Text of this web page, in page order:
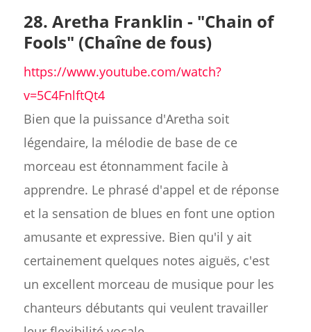
28. Aretha Franklin - "Chain of
Fools" (Chaîne de fous)
https://www.youtube.com/watch?
v=5C4FnlftQt4
Bien que la puissance d'Aretha soit
légendaire, la mélodie de base de ce
morceau est étonnamment facile à
apprendre. Le phrasé d'appel et de réponse
et la sensation de blues en font une option
amusante et expressive. Bien qu'il y ait
certainement quelques notes aiguës, c'est
un excellent morceau de musique pour les
chanteurs débutants qui veulent travailler